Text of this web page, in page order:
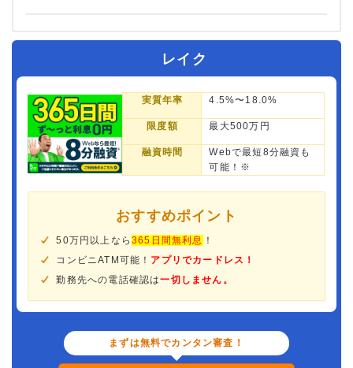
レイク
実質年率 4.5%〜18.0%
限度額 最大500万円
融資時間
Webで最短8分融資も
可能！※
おすすめポイント
50万円以上なら365日間無利息
！
コンビニATM可能！ アプリでカードレス！
勤務先への電話確認は一切しません。
まずは無料でカンタン審査！